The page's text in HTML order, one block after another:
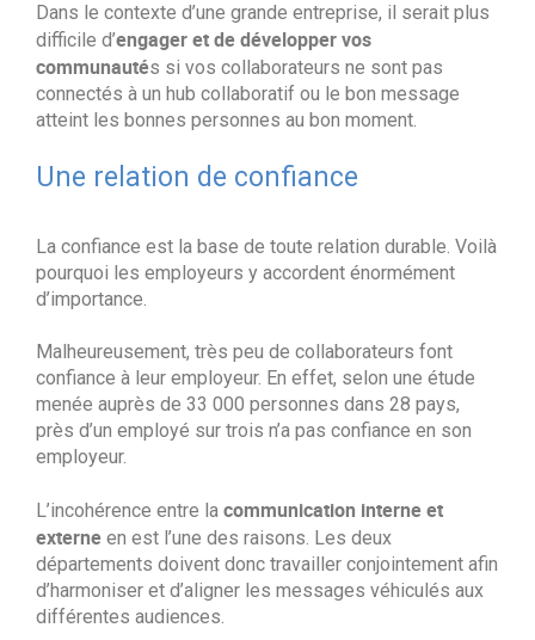
Dans le contexte d’une grande entreprise, il serait plus
difficile d’engager et de développer vos
communautés si vos collaborateurs ne sont pas
connectés à un hub collaboratif ou le bon message
atteint les bonnes personnes au bon moment.
Une relation de confiance
La confiance est la base de toute relation durable. Voilà
pourquoi les employeurs y accordent énormément
d’importance.
Malheureusement, très peu de collaborateurs font
confiance à leur employeur. En effet, selon une étude
menée auprès de 33 000 personnes dans 28 pays,
près d’un employé sur trois n’a pas confiance en son
employeur.
L’incohérence entre la communication interne et
externe en est l’une des raisons. Les deux
départements doivent donc travailler conjointement afin
d’harmoniser et d’aligner les messages véhiculés aux
différentes audiences.